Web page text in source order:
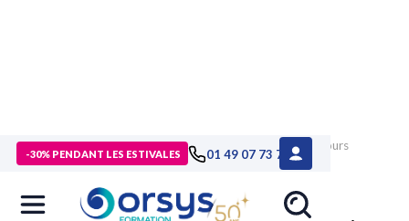
-30% PENDANT LES ESTIVALES 01 49 07 73 73
> Formations>Technologies numériques
Formation Parcours
Analyste SOC (Security Operations Center)